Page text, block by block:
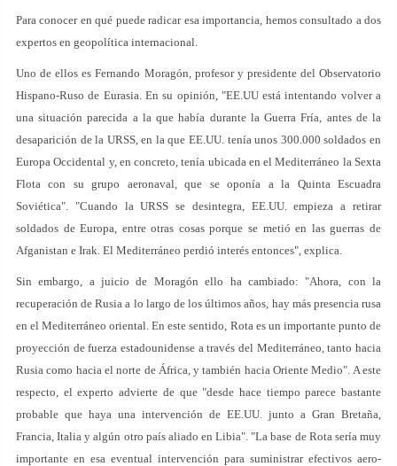
Para conocer en qué puede radicar esa importancia, hemos consultado a dos
expertos en geopolítica internacional.
Uno de ellos es Fernando Moragón, profesor y presidente del Observatorio
Hispano-Ruso de Eurasia. En su opinión, "EE.UU está intentando volver a
una situación parecida a la que había durante la Guerra Fría, antes de la
desaparición de la URSS, en la que EE.UU. tenía unos 300.000 soldados en
Europa Occidental y, en concreto, tenía ubicada en el Mediterráneo la Sexta
Flota con su grupo aeronaval, que se oponía a la Quinta Escuadra
Soviética". "Cuando la URSS se desintegra, EE.UU. empieza a retirar
soldados de Europa, entre otras cosas porque se metió en las guerras de
Afganistan e Irak. El Mediterráneo perdió interés entonces", explica.
Sin embargo, a juicio de Moragón ello ha cambiado: "Ahora, con la
recuperación de Rusia a lo largo de los últimos años, hay más presencia rusa
en el Mediterráneo oriental. En este sentido, Rota es un importante punto de
proyección de fuerza estadounidense a través del Mediterráneo, tanto hacia
Rusia como hacia el norte de África, y también hacia Oriente Medio". A este
respecto, el experto advierte de que "desde hace tiempo parece bastante
probable que haya una intervención de EE.UU. junto a Gran Bretaña,
Francia, Italia y algún otro país aliado en Libia". "La base de Rota sería muy
importante en esa eventual intervención para suministrar efectivos aero-